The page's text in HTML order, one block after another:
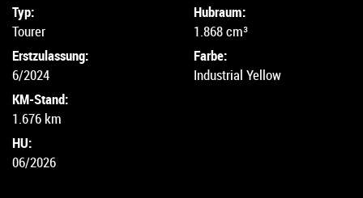
Typ:
Tourer
Erstzulassung:
6/2024
KM-Stand:
1.676 km
HU:
06/2026
Hubraum:
1.868 cm³
Farbe:
Industrial Yellow